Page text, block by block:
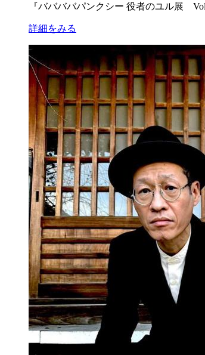
『ババババパンクシー 役者のユル展
詳細をみる